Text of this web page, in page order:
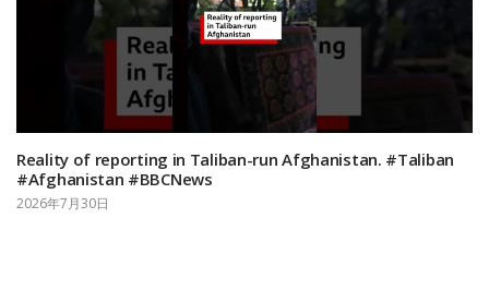
Reality of reporting in Taliban-run Afghanistan. #Taliban
#Afghanistan #BBCNews
2026年7月30日